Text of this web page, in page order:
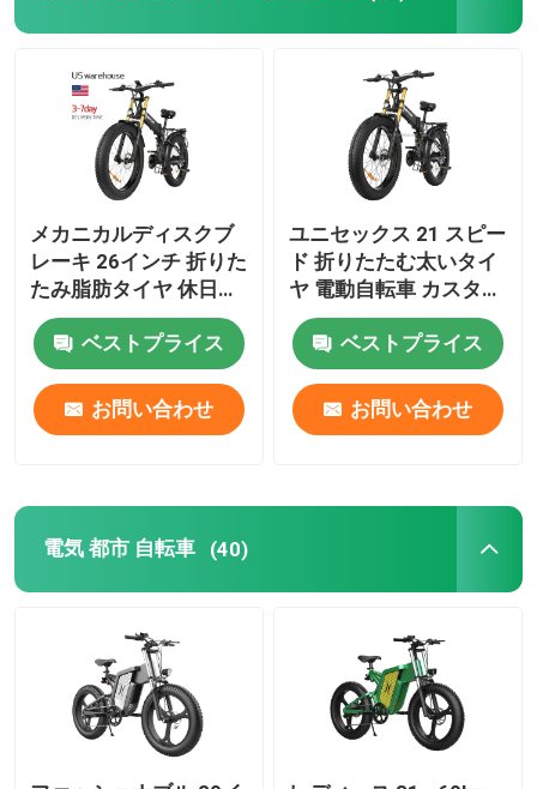
メカニカルディスクブ
レーキ 26インチ 折りた
たみ脂肪タイヤ 休日の
電気自転車
ベストプライス
お問い合わせ
ユニセックス 21 スピー
ド 折りたたむ太いタイ
ヤ 電動自転車 カスタマ
イズ可能な色 30-
50Km/Hベストプライス
お問い合わせ
電気 都市 自転車 (40)